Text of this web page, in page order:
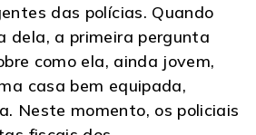
das polícias. Quando
dela, a primeira pergunta
como ela, ainda jovem,
casa bem equipada,
Neste momento, os policiais